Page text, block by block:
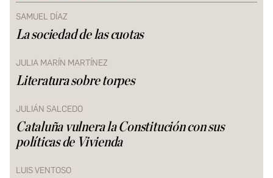
SAMUEL DÍAZ
La sociedad de las cuotas
JULIA MARÍN MARTÍNEZ
Literatura sobre torpes
JULIÁN SALCEDO
Cataluña vulnera la Constitución con sus
políticas de Vivienda
LUIS VENTOSO